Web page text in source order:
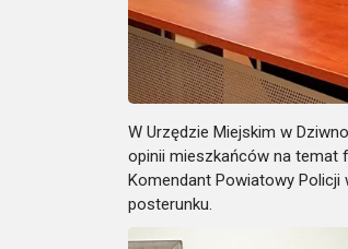
W Urzędzie Miejskim w
opinii mieszkańców na temat
Komendant Powiatowy
posterunku.